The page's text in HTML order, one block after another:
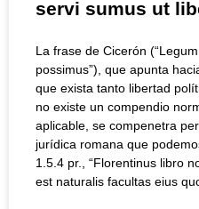
servi sumus ut
La frase de Cicerón
possimus”), que apunta
que exista tanto libertad
no existe un compendio
aplicable, se compenetra
jurídica romana que
1.5.4 pr., “Florentinus libro
est naturalis facultas eius